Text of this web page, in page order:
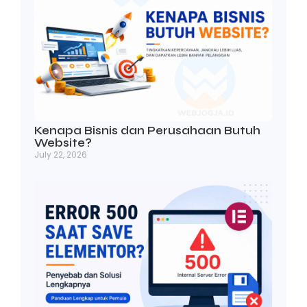
Kenapa Bisnis dan Perusahaan Butuh
Website?
July 22, 2026